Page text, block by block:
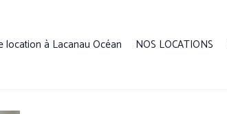
location à Lacanau Océan NOS LOCATIONS